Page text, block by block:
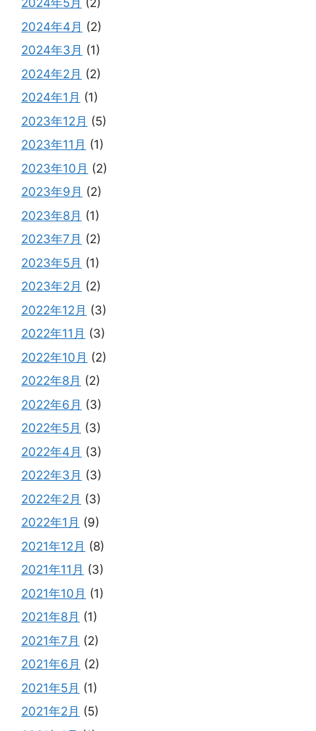
2024年5月 (2)
2024年4月 (2)
2024年3月 (1)
2024年2月 (2)
2024年1月 (1)
2023年12月 (5)
2023年11月 (1)
2023年10月 (2)
2023年9月 (2)
2023年8月 (1)
2023年7月 (2)
2023年5月 (1)
2023年2月 (2)
2022年12月 (3)
2022年11月 (3)
2022年10月 (2)
2022年8月 (2)
2022年6月 (3)
2022年5月 (3)
2022年4月 (3)
2022年3月 (3)
2022年2月 (3)
2022年1月 (9)
2021年12月 (8)
2021年11月 (3)
2021年10月 (1)
2021年8月 (1)
2021年7月 (2)
2021年6月 (2)
2021年5月 (1)
2021年2月 (5)